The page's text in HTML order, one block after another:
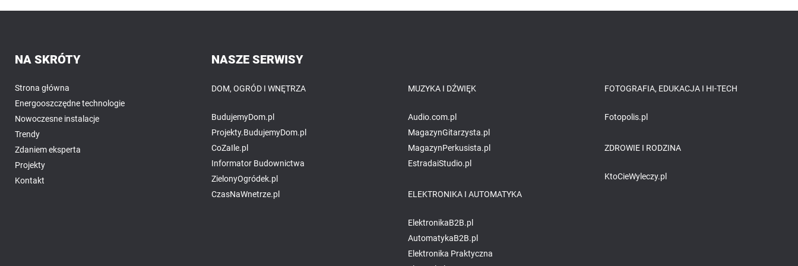
NA SKRÓTY
Strona główna
Energooszczędne technologie
Nowoczesne instalacje
Trendy
Zdaniem eksperta
Projekty
Kontakt
NASZE SERWISY
DOM, OGRÓD I WNĘTRZA
BudujemyDom.pl
Projekty.BudujemyDom.pl
CoZaIle.pl
Informator Budownictwa
ZielonyOgródek.pl
CzasNaWnetrze.pl
MUZYKA I DŹWIĘK
Audio.com.pl
MagazynGitarzysta.pl
MagazynPerkusista.pl
EstradaiStudio.pl
ELEKTRONIKA I AUTOMATYKA
ElektronikaB2B.pl
AutomatykaB2B.pl
Elektronika Praktyczna
FOTOGRAFIA, EDUKACJA I HI-TECH
Fotopolis.pl
ZDROWIE I RODZINA
KtoCieWyleczy.pl